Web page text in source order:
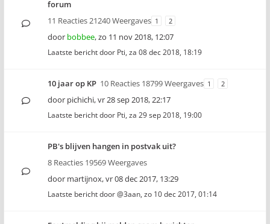
forum
11 Reacties 21240 Weergaves 1 2
door bobbee,zo 11 nov 2018, 12:07
Laatste bericht door Pti, za 08 dec 2018, 18:19
10 jaar op KP 10 Reacties 18799 Weergaves 1 2
door pichichi,vr 28 sep 2018, 22:17
Laatste bericht door Pti, za 29 sep 2018, 19:00
PB's blijven hangen in postvak uit?
8 Reacties 19569 Weergaves
door martijnox,vr 08 dec 2017, 13:29
Laatste bericht door@3aan, zo 10 dec 2017, 01:14